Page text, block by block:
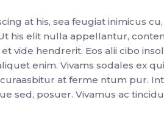
at his, sea feugiat inimicus
his elit nulla appellantur,
vide hendrerit. Eos alii cibo
enim. Vivams sodales ex
at ferme ntum pur.
sed, posuer. Vivamus ac